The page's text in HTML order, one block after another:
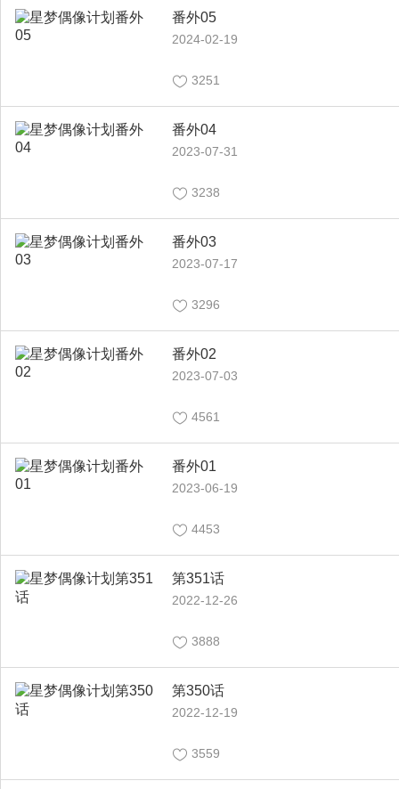
番外05
2024-02-19
3251
番外04
2023-07-31
3238
番外03
2023-07-17
3296
番外02
2023-07-03
4561
番外01
2023-06-19
4453
第351话
2022-12-26
3888
第350话
2022-12-19
3559